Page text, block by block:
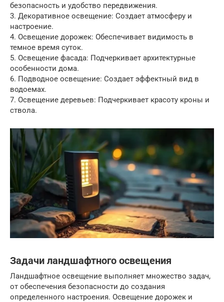
безопасность и удобство передвижения.
3. Декоративное освещение: Создает атмосферу и
настроение.
4. Освещение дорожек: Обеспечивает видимость в
темное время суток.
5. Освещение фасада: Подчеркивает архитектурные
особенности дома.
6. Подводное освещение: Создает эффектный вид в
водоемах.
7. Освещение деревьев: Подчеркивает красоту кроны и
ствола.
Задачи ландшафтного освещения
Ландшафтное освещение выполняет множество задач,
от обеспечения безопасности до создания
определенного настроения. Освещение дорожек и